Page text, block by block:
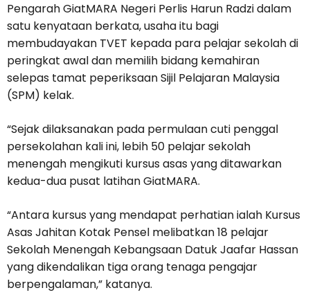
Pengarah GiatMARA Negeri Perlis Harun Radzi dalam
satu kenyataan berkata, usaha itu bagi
membudayakan TVET kepada para pelajar sekolah di
peringkat awal dan memilih bidang kemahiran
selepas tamat peperiksaan Sijil Pelajaran Malaysia
(SPM) kelak.
“Sejak dilaksanakan pada permulaan cuti penggal
persekolahan kali ini, lebih 50 pelajar sekolah
menengah mengikuti kursus asas yang ditawarkan
kedua-dua pusat latihan GiatMARA.
“Antara kursus yang mendapat perhatian ialah Kursus
Asas Jahitan Kotak Pensel melibatkan 18 pelajar
Sekolah Menengah Kebangsaan Datuk Jaafar Hassan
yang dikendalikan tiga orang tenaga pengajar
berpengalaman,” katanya.